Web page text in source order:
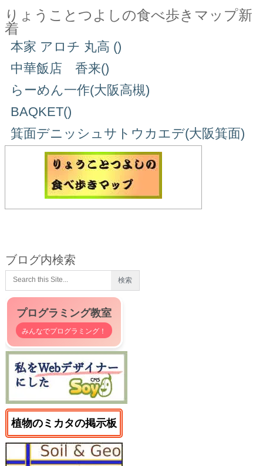
りょうことつよしの食べ歩きマップ新
着
本家 アロチ 丸高 ()
中華飯店 香来()
らーめん一作(大阪高槻)
BAQKET()
箕面デニッシュサトウカエデ(大阪箕面)
ブログ内検索
プログラミング教室
みんなでプログラミング！
植物のミカタの掲示板